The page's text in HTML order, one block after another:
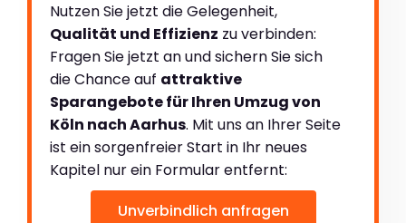
Nutzen Sie jetzt die Gelegenheit,
Qualität und Effizienz zu verbinden:
Fragen Sie jetzt an und sichern Sie sich
die Chance auf attraktive
Sparangebote für Ihren Umzug von
Köln nach Aarhus. Mit uns an Ihrer Seite
ist ein sorgenfreier Start in Ihr neues
Kapitel nur ein Formular entfernt:
Unverbindlich anfragen